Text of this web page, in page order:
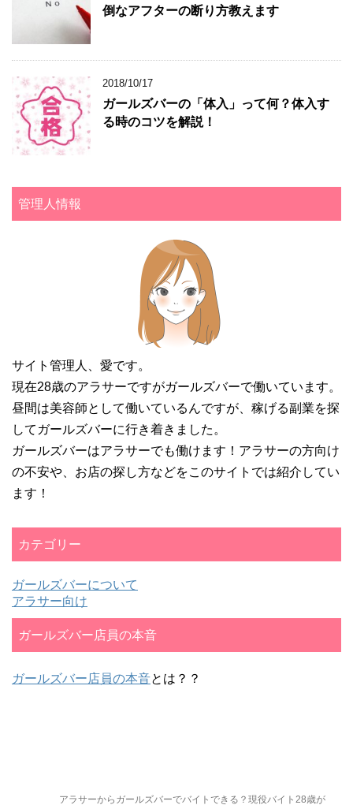
倒なアフターの断り方教えます
2018/10/17
ガールズバーの「体入」って何？体入す
る時のコツを解説！
管理人情報
サイト管理人、愛です。
現在28歳のアラサーですがガールズバーで働いています。
昼間は美容師として働いているんですが、稼げる副業を探
してガールズバーに行き着きました。
ガールズバーはアラサーでも働けます！アラサーの方向け
の不安や、お店の探し方などをこのサイトでは紹介してい
ます！
カテゴリー
ガールズバーについて
アラサー向け
ガールズバー店員の本音
ガールズバー店員の本音とは？？
アラサーからガールズバーでバイトできる？現役バイト28歳が